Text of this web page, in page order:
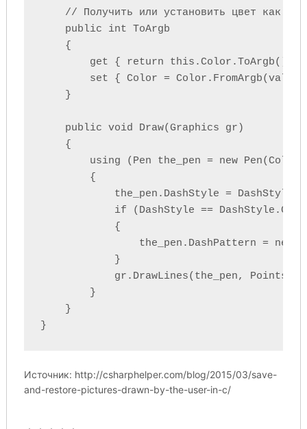
// Получить или установить цвет как
    public int ToArgb
    {
        get { return this.Color.ToArgb(); }
set { Color =
    }
    public void Draw(Graphics gr)
    {
using (Pen the_pen = new
        {
            the_pen.DashStyle = DashStyle;
if (DashStyle ==
            {
the_pen.DashPattern = new
            }
gr.DrawLines(the_pen,
        }
    }
}
Источник: http://csharphelper.com/blog/2015/03/save-
and-restore-pictures-drawn-by-the-user-in-c/